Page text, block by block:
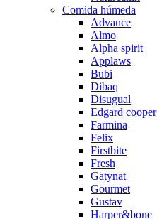
Comida húmeda
Advance
Almo
Alpha spirit
Applaws
Bubi
Dibaq
Disugual
Edgard cooper
Farmina
Felix
Firstbite
Fresh
Gatynat
Gourmet
Gustav
Harper&bone